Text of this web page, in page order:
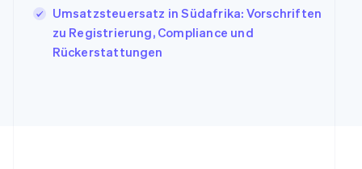
Umsatzsteuersatz in Südafrika: Vorschriften
zu Registrierung, Compliance und
Rückerstattungen
日本語English
Kanada
English Français